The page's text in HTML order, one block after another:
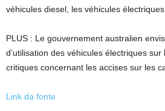
véhicules diesel, les véhicules électriques
PLUS : Le gouvernement australien
d’utilisation des véhicules électriques
critiques concernant les accises sur les
Link da fonte